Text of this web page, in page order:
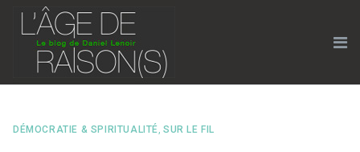
Skip
content
DÉMOCRATIE & SPIRITUALITÉ, SUR LE FIL